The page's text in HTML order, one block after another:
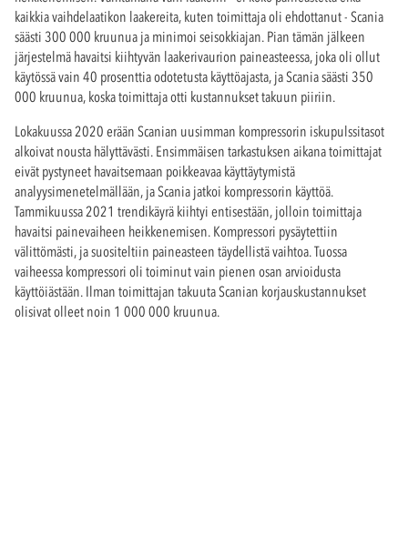
kaikkia vaihdelaatikon laakereita, kuten toimittaja oli ehdottanut - Scania
säästi 300 000 kruunua ja minimoi seisokkiajan. Pian tämän jälkeen
järjestelmä havaitsi kiihtyvän laakerivaurion paineasteessa, joka oli ollut
käytössä vain 40 prosenttia odotetusta käyttöajasta, ja Scania säästi 350
000 kruunua, koska toimittaja otti kustannukset takuun piiriin.
Lokakuussa 2020 erään Scanian uusimman kompressorin iskupulssitasot
alkoivat nousta hälyttävästi. Ensimmäisen tarkastuksen aikana toimittajat
eivät pystyneet havaitsemaan poikkeavaa käyttäytymistä
analyysimenetelmällään, ja Scania jatkoi kompressorin käyttöä.
Tammikuussa 2021 trendikäyrä kiihtyi entisestään, jolloin toimittaja
havaitsi painevaiheen heikkenemisen. Kompressori pysäytettiin
välittömästi, ja suositeltiin paineasteen täydellistä vaihtoa. Tuossa
vaiheessa kompressori oli toiminut vain pienen osan arvioidusta
käyttöiästään. Ilman toimittajan takuuta Scanian korjauskustannukset
olisivat olleet noin 1 000 000 kruunua.